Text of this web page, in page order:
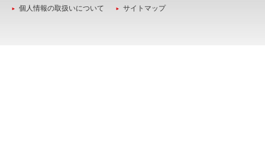
個人情報の取扱いについて サイトマップ